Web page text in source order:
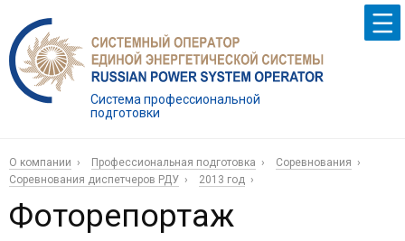
Система профессиональной
подготовки
О компании Профессиональная подготовка
Соревнования
Соревнования диспетчеров РДУ
2013 год
Фоторепортаж